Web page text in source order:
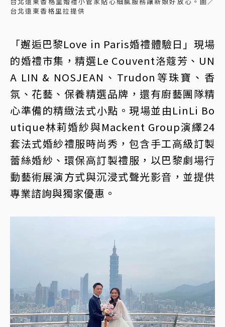
台北遠東香格里拉提供
「邂逅巴黎Love in Paris婚禮體驗日」現場
的婚禮市集，精選Le Couvent洛蔻芳、UN
A LIN & NOSJEAN、Trudon等珠寶、香
氛、花藝、保養精選品牌，還有廚藝團隊精
心準備的精緻法式小點。現場並由LinLi Bo
utique林莉婚紗與Mackent Group演繹24
套法式婚紗禮服時尚秀，包含手工高級訂製
蕾絲婚紗、環保高訂製禮服，以巴黎劇場行
動藝術展演方式與沉浸式聲光影音，並提供
專業諮詢與獨家優惠。